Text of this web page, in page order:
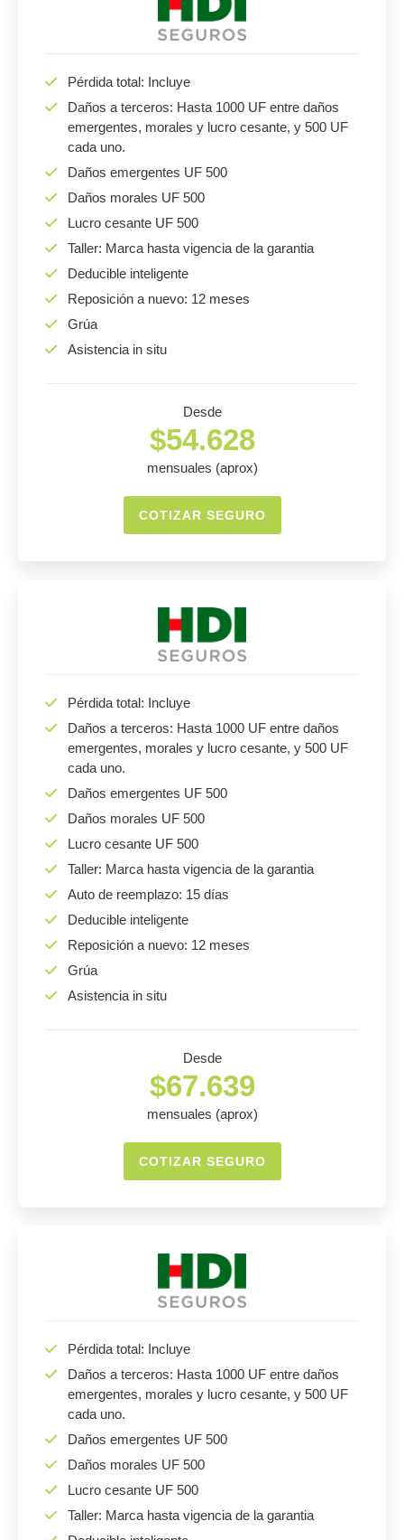
Pérdida total: Incluye
Daños a terceros: Hasta 1000 UF entre daños
emergentes, morales y lucro cesante, y 500 UF
cada uno.
Daños emergentes UF 500
Daños morales UF 500
Lucro cesante UF 500
Taller: Marca hasta vigencia de la garantia
Deducible inteligente
Reposición a nuevo: 12 meses
Grúa
Asistencia in situ
Desde
$54.628
mensuales (aprox)
COTIZAR SEGURO
Pérdida total: Incluye
Daños a terceros: Hasta 1000 UF entre daños
emergentes, morales y lucro cesante, y 500 UF
cada uno.
Daños emergentes UF 500
Daños morales UF 500
Lucro cesante UF 500
Taller: Marca hasta vigencia de la garantia
Auto de reemplazo: 15 días
Deducible inteligente
Reposición a nuevo: 12 meses
Grúa
Asistencia in situ
Desde
$67.639
mensuales (aprox)
COTIZAR SEGURO
Pérdida total: Incluye
Daños a terceros: Hasta 1000 UF entre daños
emergentes, morales y lucro cesante, y 500 UF
cada uno.
Daños emergentes UF 500
Daños morales UF 500
Lucro cesante UF 500
Taller: Marca hasta vigencia de la garantia